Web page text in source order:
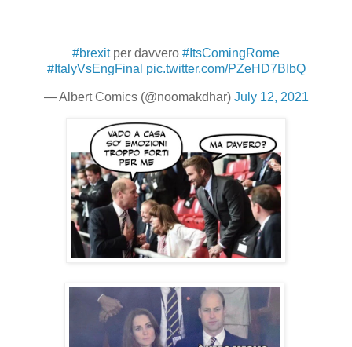
#brexitper davvero #ItsComingRome
#ItalyVsEngFinal pic.twitter.com/PZeHD7BIbQ
— Albert Comics (@noomakdhar) July 12, 2021